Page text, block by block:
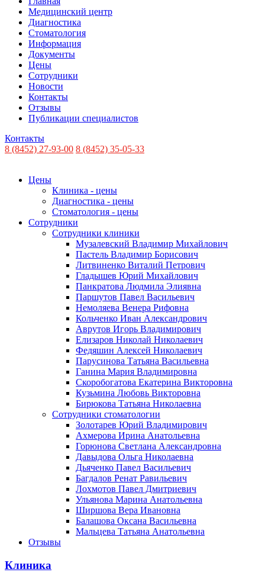
Медицинский центр
Диагностика
Стоматология
Информация
Документы
Цены
Сотрудники
Новости
Контакты
Отзывы
Публикации специалистов
Контакты
8 (8452) 27-93-00 8 (8452) 35-05-33
Цены
Клиника - цены
Диагностика - цены
Стоматология - цены
Сотрудники
Сотрудники клиники
Музалевский Владимир Михайлович
Пастель Владимир Борисович
Литвиненко Виталий Петрович
Гладышев Юрий Михайлович
Панкратова Людмила Элиявна
Паршутов Павел Васильевич
Немоляева Венера Рифовна
Кольченко Иван Александрович
Аврутов Игорь Владимирович
Елизаров Николай Николаевич
Федяшин Алексей Николаевич
Парусинова Татьяна Васильевна
Ганина Мария Владимировна
Скоробогатова Екатерина Викторовна
Кузьмина Любовь Викторовна
Бирюкова Татьяна Николаевна
Сотрудники стоматологии
Золотарев Юрий Владимирович
Ахмерова Ирина Анатольевна
Горюнова Светлана Александровна
Давыдова Ольга Николаевна
Дьяченко Павел Васильевич
Багдалов Ренат Равильевич
Лохмотов Павел Дмитриевич
Ульянова Марина Анатольевна
Ширшова Вера Ивановна
Балашова Оксана Васильевна
Мальцева Татьяна Анатольевна
Отзывы
Клиника